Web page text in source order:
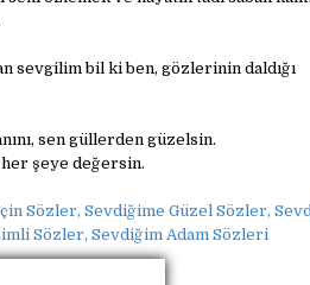
sevgilim bil ki ben, gözlerinin daldığı
sen güllerden güzelsin.
şeye değersin.
Sözler, Sevdiğime Güzel Sözler,
Sözler, Sevdiğim Adam Sözleri